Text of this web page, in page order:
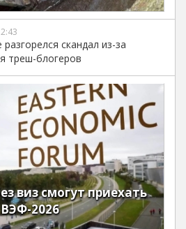
скандал из-за
треш-блогеров
виз смогут приехать
2026